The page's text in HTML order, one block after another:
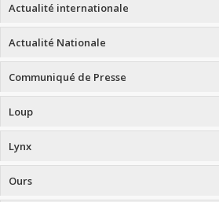
Actualité internationale
Actualité Nationale
Communiqué de Presse
Loup
Lynx
Ours